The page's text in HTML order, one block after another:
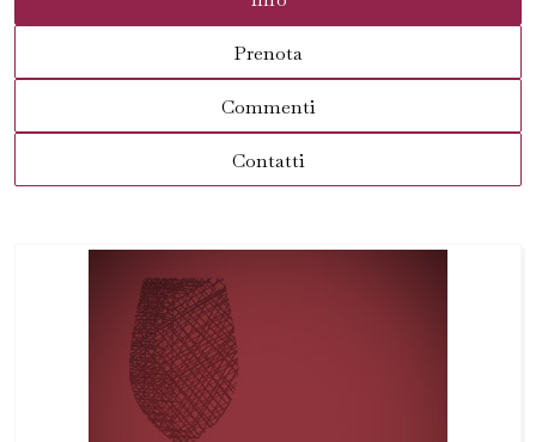
Prenota
Commenti
Contatti